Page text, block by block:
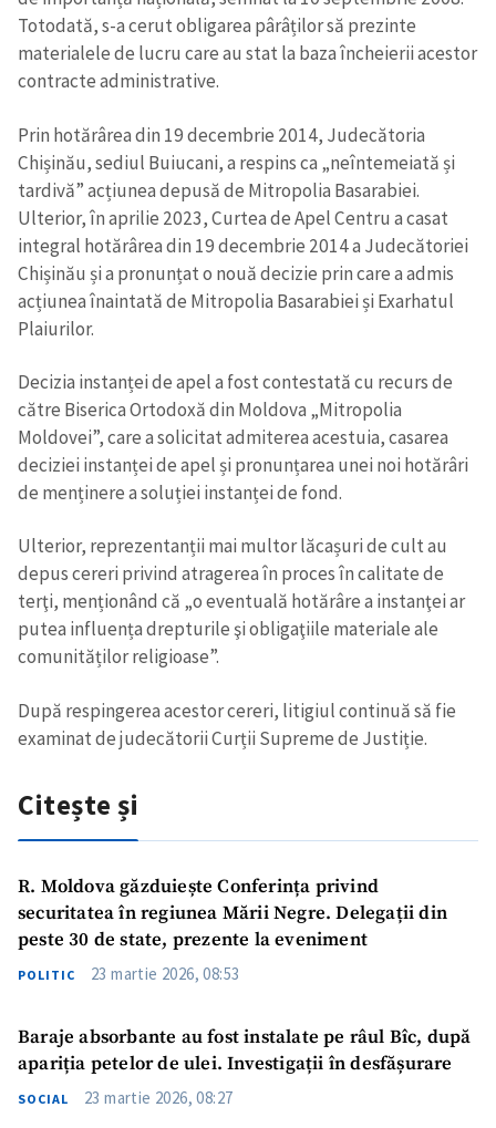
Totodată, s-a cerut obligarea pârâților să prezinte
materialele de lucru care au stat la baza încheierii acestor
contracte administrative.
Prin hotărârea din 19 decembrie 2014, Judecătoria
Chișinău, sediul Buiucani, a respins ca „neîntemeiată și
tardivă” acțiunea depusă de Mitropolia Basarabiei.
Ulterior, în aprilie 2023, Curtea de Apel Centru a casat
integral hotărârea din 19 decembrie 2014 a Judecătoriei
Chișinău și a pronunțat o nouă decizie prin care a admis
acțiunea înaintată de Mitropolia Basarabiei și Exarhatul
Plaiurilor.
Decizia instanței de apel a fost contestată cu recurs de
către Biserica Ortodoxă din Moldova „Mitropolia
Moldovei”, care a solicitat admiterea acestuia, casarea
deciziei instanței de apel și pronunțarea unei noi hotărâri
de menținere a soluției instanței de fond.
Ulterior, reprezentanții mai multor lăcașuri de cult au
depus cereri privind atragerea în proces în calitate de
terţi, menționând că „o eventuală hotărâre a instanţei ar
putea influența drepturile şi obligaţiile materiale ale
comunităților religioase”.
După respingerea acestor cereri, litigiul continuă să fie
examinat de judecătorii Curții Supreme de Justiție.
Citește și
R. Moldova găzduiește Conferința privind
securitatea în regiunea Mării Negre. Delegații din
peste 30 de state, prezente la eveniment
POLITIC 23 martie 2026, 08:53
Baraje absorbante au fost instalate pe râul Bîc, după
apariția petelor de ulei. Investigații în desfășurare
SOCIAL 23 martie 2026, 08:27
ȘTIREA MEA
Titlu știre
+ Adaugă titlu